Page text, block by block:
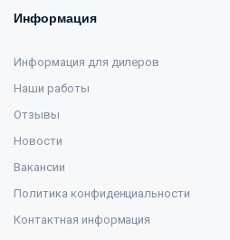
Информация
Информация для дилеров
Наши работы
Отзывы
Новости
Вакансии
Политика конфиденциальности
Контактная информация